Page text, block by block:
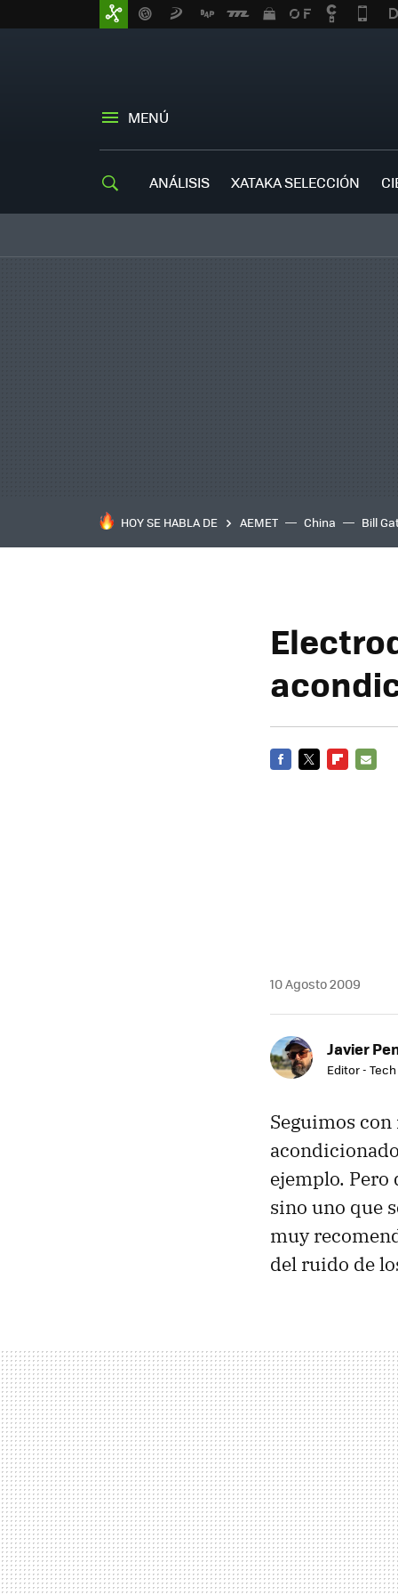
MENÚ
ANÁLISIS XATAKA SELECCIÓN
HOY SE HABLA DE AEMET China Bill
10 Agosto 2009
Javier
Editor - Tech
Seguimos
ejemplo.
sino uno que
muy
del ruido de